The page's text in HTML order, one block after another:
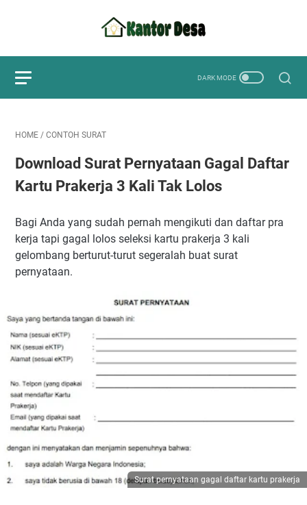
HOME / CONTOH SURAT
Download Surat Pernyataan Gagal Daftar
Kartu Prakerja 3 Kali Tak Lolos
Bagi Anda yang sudah pernah mengikuti dan daftar pra
kerja tapi gagal lolos seleksi kartu prakerja 3 kali
gelombang berturut-turut segeralah buat surat
pernyataan.
Surat pernyataan gagal daftar kartu prakerja